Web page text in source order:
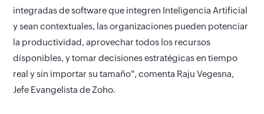
integradas de software que integren Inteligencia Artificial
y sean contextuales, las organizaciones pueden potenciar
la productividad, aprovechar todos los recursos
disponibles, y tomar decisiones estratégicas en tiempo
real y sin importar su tamaño", comenta Raju Vegesna,
Jefe Evangelista de Zoho.